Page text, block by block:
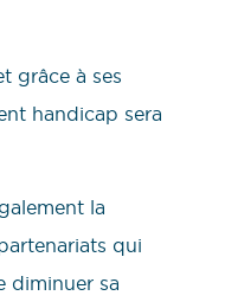
grâce à ses
handicap sera
la
qui
diminuer sa